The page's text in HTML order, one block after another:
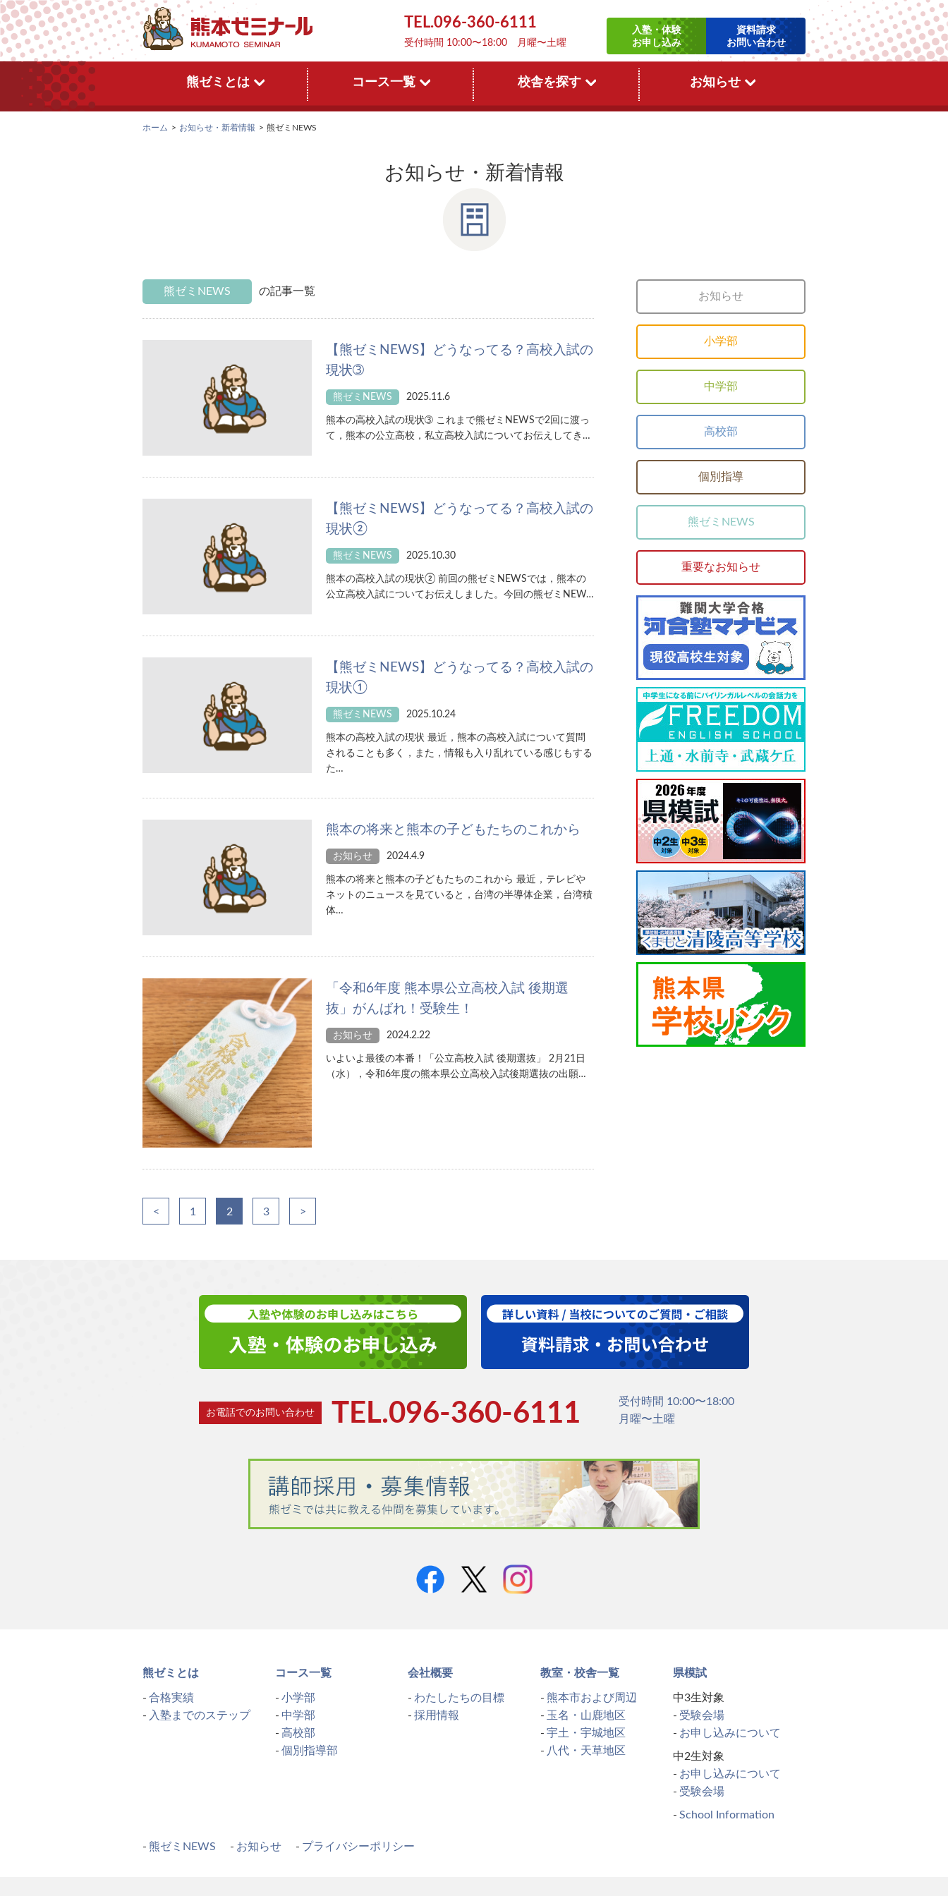
TEL.096-360-6111
受付時間 10:00〜18:00 月曜〜土曜
熊ゼミとは コース一覧 校舎を探す お知らせ
ホーム お知らせ・新着情報 熊ゼミNEWS
お知らせ・新着情報
熊ゼミNEWS の記事一覧
【熊ゼミNEWS】どうなってる？高校入試の
現状➂
熊ゼミNEWS 2025.11.6
熊本の高校入試の現状➂ これまで熊ゼミNEWSで2回に渡っ
て，熊本の公立高校，私立高校入試についてお伝えしてき…
【熊ゼミNEWS】どうなってる？高校入試の
現状②
熊ゼミNEWS 2025.10.30
熊本の高校入試の現状② 前回の熊ゼミNEWSでは，熊本の
公立高校入試についてお伝えしました。今回の熊ゼミNEW…
【熊ゼミNEWS】どうなってる？高校入試の
現状①
熊ゼミNEWS 2025.10.24
熊本の高校入試の現状 最近，熊本の高校入試について質問
されることも多く，また，情報も入り乱れている感じもする
た…
熊本の将来と熊本の子どもたちのこれから
お知らせ 2024.4.9
熊本の将来と熊本の子どもたちのこれから 最近，テレビや
ネットのニュースを見ていると，台湾の半導体企業，台湾積
体…
「令和6年度 熊本県公立高校入試 後期選
抜」がんばれ！受験生！
お知らせ 2024.2.22
いよいよ最後の本番！「公立高校入試 後期選抜」 2月21日
（水），令和6年度の熊本県公立高校入試後期選抜の出願…
< 1 2 3 >
お知らせ
小学部
中学部
高校部
個別指導
熊ゼミNEWS
重要なお知らせ
お電話でのお問い合わせ TEL.096-360-6111
受付時間 10:00〜18:00
月曜〜土曜
熊ゼミとは
合格実績
入塾までのステップ
コース一覧
小学部
中学部
高校部
個別指導部
会社概要
わたしたちの目標
採用情報
教室・校舎一覧
熊本市および周辺
玉名・山鹿地区
宇土・宇城地区
八代・天草地区
県模試
中3生対象
受験会場
お申し込みについて
中2生対象
お申し込みについて
受験会場
School Information
熊ゼミNEWS お知らせ プライバシーポリシー